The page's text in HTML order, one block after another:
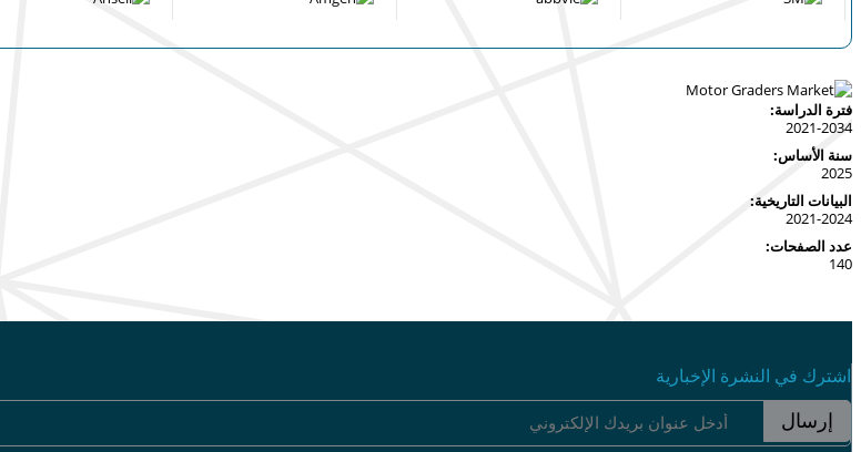
فترة الدراسة:
2021-2034
سنة الأساس:
2025
البيانات التاريخية:
2021-2024
عدد الصفحات:
140
اشترك في النشرة الإخبارية
إرسال